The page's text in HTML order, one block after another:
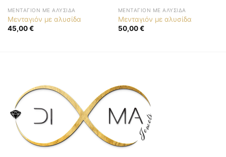
ΜΕΝΤΑΓΙΌΝ ΜΕ ΑΛΥΣΊΔΑ
Μενταγιόν με αλυσίδα
45,00€
ΜΕΝΤΑΓΙΌΝ ΜΕ ΑΛΥΣΊΔΑ
Μενταγιόν με αλυσίδα
50,00€